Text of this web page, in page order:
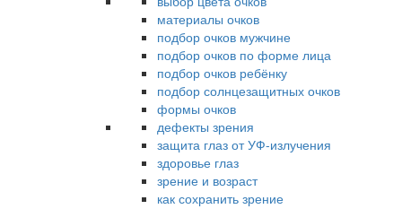
материалы очков
подбор очков мужчине
подбор очков по форме лица
подбор очков ребёнку
подбор солнцезащитных очков
формы очков
дефекты зрения
защита глаз от УФ-излучения
здоровье глаз
зрение и возраст
как сохранить зрение